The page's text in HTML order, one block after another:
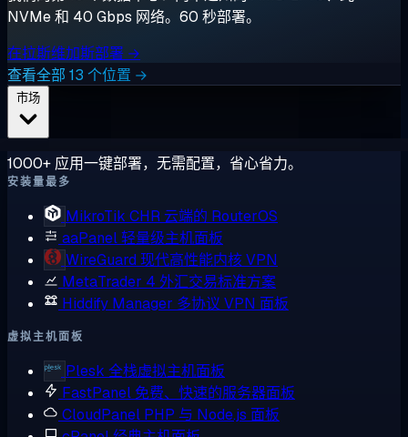
NVMe 和 40 Gbps 网络。60 秒部署。
在拉斯维加斯部署 →
查看全部 13 个位置 →
1000+ 应用一键部署，无需配置，省心省力。
安装量最多
MikroTik CHR 云端的 RouterOS
aaPanel轻量级主机面板
WireGuard 现代高性能内核 VPN
MetaTrader 4 外汇交易标准方案
Hiddify Manager 多协议 VPN 面板
虚拟主机面板
Plesk 全栈虚拟主机面板
FastPanel 免费、快速的服务器面板
CloudPanel PHP 与 Node.js 面板